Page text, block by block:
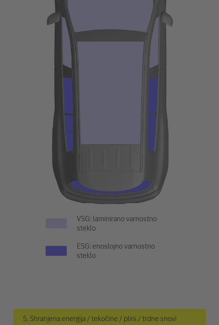
VSG: laminirano varnostno
steklo
ESG: enoslojno varnostno
steklo
5. Shranjena energija / tekočine / plini / trdne snovi